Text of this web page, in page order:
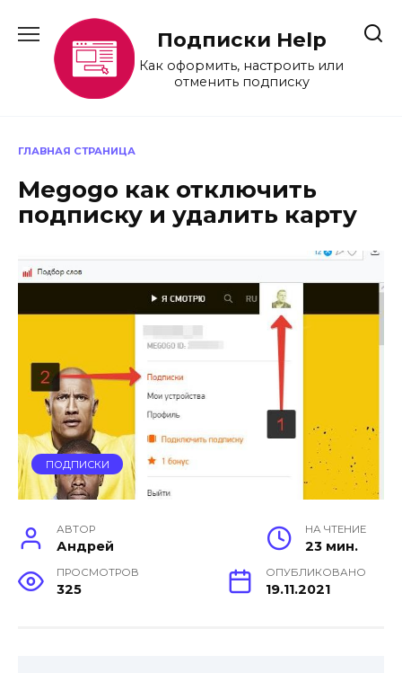
содержанию
Подписки Help
Как оформить, настроить или
отменить подписку
ГЛАВНАЯ СТРАНИЦА
Megogo как отключить
подписку и удалить карту
ПОДПИСКИ
АВТОР
Андрей
НА ЧТЕНИЕ
23 мин.
ПРОСМОТРОВ
325
ОПУБЛИКОВАНО
19.11.2021